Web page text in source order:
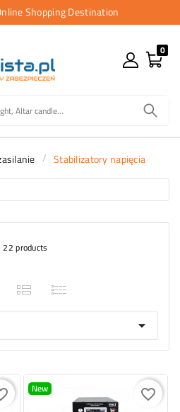
Shopping Destination
0
Stabilizatory napięcia
22 products

New favorite_border